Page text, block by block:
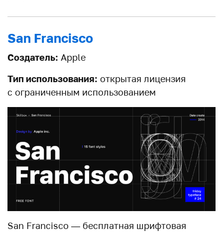
San Francisco
Создатель: Apple
Тип использования: открытая лицензия
с ограниченным использованием
San Francisco — бесплатная шрифтовая